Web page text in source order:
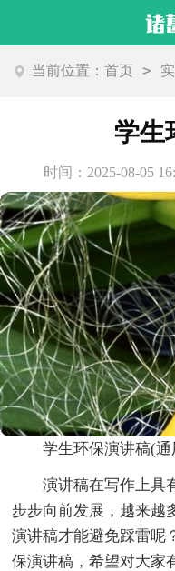
当前位置：首页 >
学生
时间：2025-08-05
学生环保演讲稿(通
演讲稿在写作上具
步步向前发展，越来越
演讲稿才能避免踩雷呢
保演讲稿，希望对大家